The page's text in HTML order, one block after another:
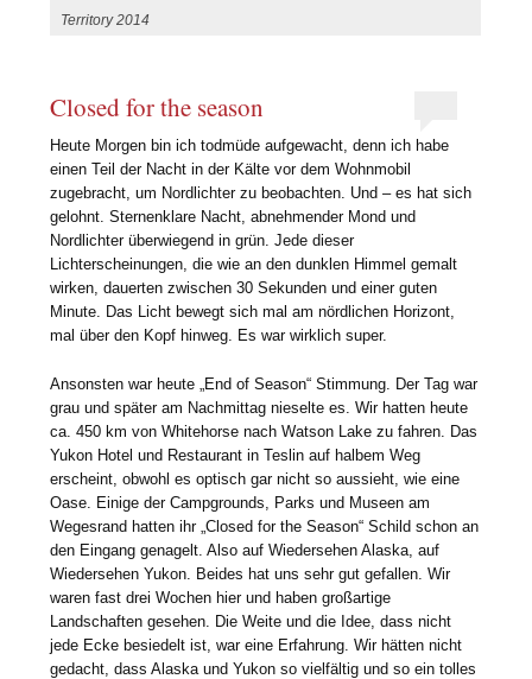
Territory 2014
Closed for the season
Heute Morgen bin ich todmüde aufgewacht, denn ich habe
einen Teil der Nacht in der Kälte vor dem Wohnmobil
zugebracht, um Nordlichter zu beobachten. Und – es hat sich
gelohnt. Sternenklare Nacht, abnehmender Mond und
Nordlichter überwiegend in grün. Jede dieser
Lichterscheinungen, die wie an den dunklen Himmel gemalt
wirken, dauerten zwischen 30 Sekunden und einer guten
Minute. Das Licht bewegt sich mal am nördlichen Horizont,
mal über den Kopf hinweg. Es war wirklich super.
Ansonsten war heute „End of Season“ Stimmung. Der Tag war
grau und später am Nachmittag nieselte es. Wir hatten heute
ca. 450 km von Whitehorse nach Watson Lake zu fahren. Das
Yukon Hotel und Restaurant in Teslin auf halbem Weg
erscheint, obwohl es optisch gar nicht so aussieht, wie eine
Oase. Einige der Campgrounds, Parks und Museen am
Wegesrand hatten ihr „Closed for the Season“ Schild schon an
den Eingang genagelt. Also auf Wiedersehen Alaska, auf
Wiedersehen Yukon. Beides hat uns sehr gut gefallen. Wir
waren fast drei Wochen hier und haben großartige
Landschaften gesehen. Die Weite und die Idee, dass nicht
jede Ecke besiedelt ist, war eine Erfahrung. Wir hätten nicht
gedacht, dass Alaska und Yukon so vielfältig und so ein tolles